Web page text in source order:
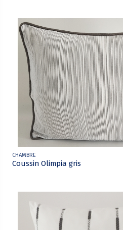
CHAMBRE
Coussin Olimpia gris